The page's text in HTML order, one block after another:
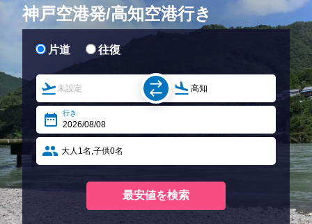
神戸空港発/高知空港行き